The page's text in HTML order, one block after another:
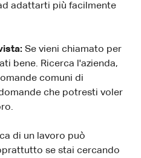
adattarti più facilmente
Se vieni chiamato per
bene. Ricerca l'azienda,
comuni di
che potresti voler
di un lavoro può
se stai cercando